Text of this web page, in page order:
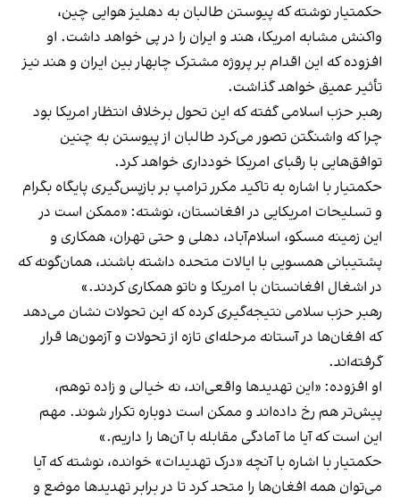
حکمتیار نوشته که پیوستن طالبان به دهلیز هوایی چین،
واکنش مشابه امریکا، هند و ایران را در پی خواهد داشت. او
افزوده که این اقدام بر پروژه مشترک چابهار بین ایران و هند نیز
تأثیر عمیق خواهد گذاشت.
رهبر حزب اسلامی گفته که این تحول برخلاف انتظار امریکا بود
چرا که واشنگتن تصور می‌کرد طالبان از پیوستن به چنین
توافق‌هایی با رقبای امریکا خودداری خواهد کرد.
حکمتیار با اشاره به تاکید مکرر ترامپ بر بازپس‌گیری پایگاه بگرام
و تسلیحات امریکایی در افغانستان، نوشته: «ممکن است در
این زمینه مسکو، اسلام‌آباد، دهلی و حتی تهران، همکاری و
پشتیبانی همسویی با ایالات متحده داشته باشند، همان‌گونه که
در اشغال افغانستان با امریکا و ناتو همکاری کردند.»
رهبر حزب سلامی نتیجه‌گیری کرده که این تحولات نشان می‌دهد
که افغان‌ها در آستانه مرحله‌ای تازه از تحولات و آزمون‌ها قرار
گرفته‌اند.
او افزوده: «این تهدیدها واقعی‌اند، نه خیالی و زاده توهم،
پیش‌تر هم رخ داده‌اند و ممکن است دوباره تکرار شوند. مهم
این است که آیا ما آمادگی مقابله با آن‌ها را داریم.»
حکمتیار با اشاره با آنچه «درک تهدیدات» خوانده، نوشته که آیا
می‌توان همه افغان‌ها را متحد کرد تا در برابر تهدیدها موضع و